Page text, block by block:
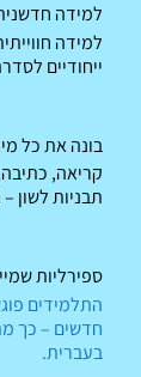
למידה
למידה
ייחודיים
בונה את כל
קריאה,
תבניות לשון
ספירליות
התלמידים
חדשים – כך
בעברית.